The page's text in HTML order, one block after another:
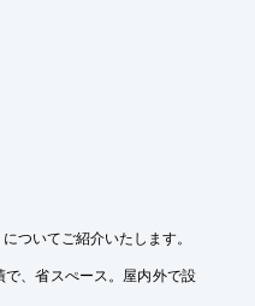
ついてご紹介いたします。
で、省スぺース。屋内外で設